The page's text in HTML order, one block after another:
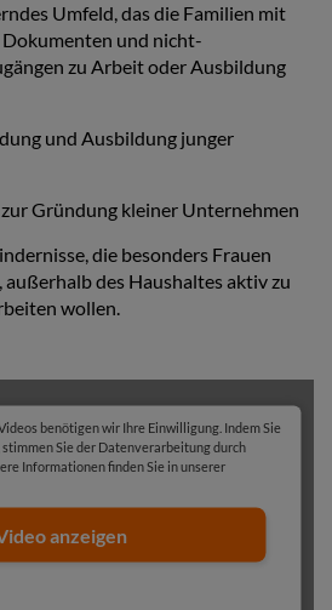
Umfeld, das die Familien mit
und nicht-
zu Arbeit oder Ausbildung
und Ausbildung junger
Gründung kleiner Unternehmen
die besonders Frauen
des Haushaltes aktiv zu
wollen.
benötigen wir Ihre Einwilligung. Indem Sie
Sie der Datenverarbeitung durch
Informationen finden Sie in unserer
anzeigen